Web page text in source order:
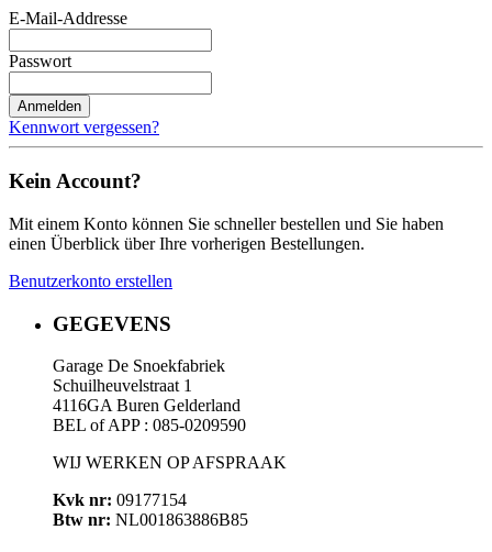
E-Mail-Addresse
Passwort
Anmelden
Kennwort vergessen?
Kein Account?
Mit einem Konto können Sie schneller bestellen und Sie haben
einen Überblick über Ihre vorherigen Bestellungen.
Benutzerkonto erstellen
GEGEVENS
Garage De Snoekfabriek
Schuilheuvelstraat 1
4116GA Buren Gelderland
BEL of APP : 085-0209590
WIJ WERKEN OP AFSPRAAK
Kvk nr: 09177154
Btw nr: NL001863886B85